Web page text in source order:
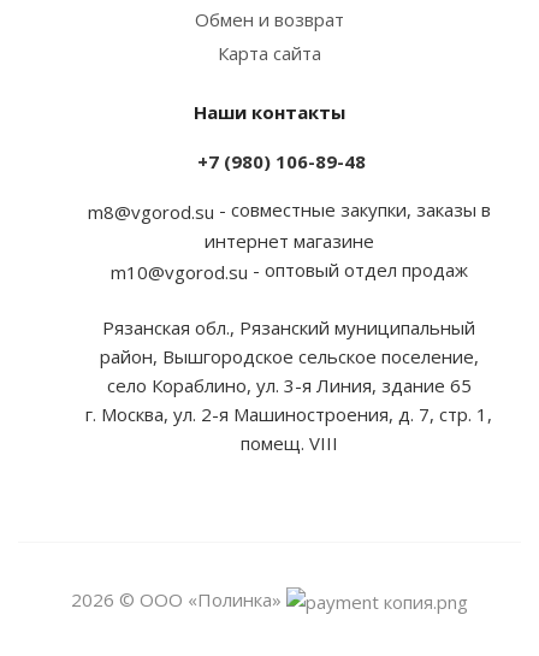
Обмен и возврат
Карта сайта
Наши контакты
+7 (980) 106-89-48
m8@vgorod.su - совместные закупки, заказы в
интернет магазине
m10@vgorod.su - оптовый отдел продаж
Рязанская обл., Рязанский муниципальный
район, Вышгородское сельское поселение,
село Кораблино, ул. 3-я Линия, здание 65
г. Москва, ул. 2-я Машиностроения, д. 7, стр. 1,
помещ. VIII
2026 © ООО «Полинка»